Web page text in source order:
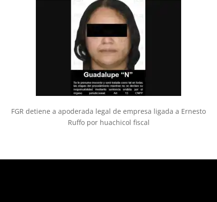
FGR detiene a apoderada legal de empresa ligada a Ernesto
Ruffo por huachicol fiscal